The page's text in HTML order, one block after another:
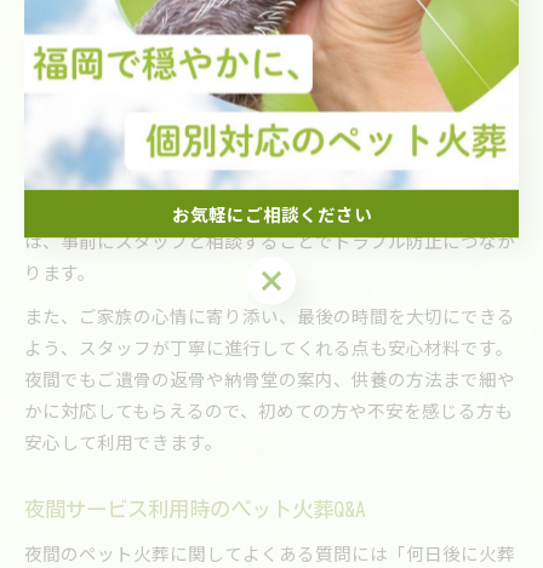
夜間の訪問ペット火葬で大切な配慮とは
夜間の訪問ペット火葬では、ご家族や近隣への配慮が特に重
要です。ペット訪問火葬ポピーでは、火葬車の停車位置や作
業時の音、照明の使用を最小限に抑えるなど、静かな環境で
の見送りを心がけています。ご近所への配慮が必要な場合
は、事前にスタッフと相談することでトラブル防止につなが
ります。
また、ご家族の心情に寄り添い、最後の時間を大切にできる
よう、スタッフが丁寧に進行してくれる点も安心材料です。
夜間でもご遺骨の返骨や納骨堂の案内、供養の方法まで細や
かに対応してもらえるので、初めての方や不安を感じる方も
安心して利用できます。
夜間サービス利用時のペット火葬Q&A
夜間のペット火葬に関してよくある質問には「何日後に火葬
お気軽にご相談ください
お気軽にご相談ください